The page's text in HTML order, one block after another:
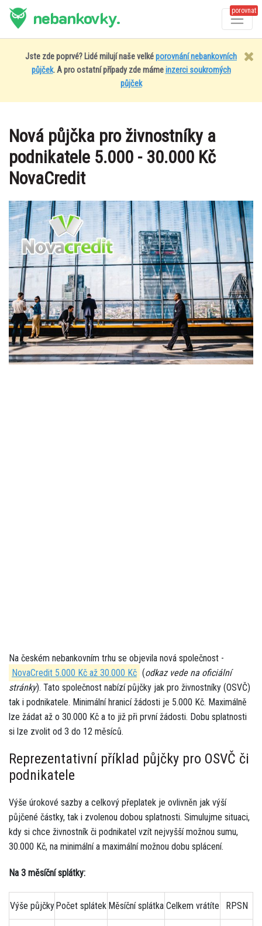
nebankovky. porovnat
Jste zde poprvé? Lidé milují naše velképorovnání nebankovních
půjček. A pro ostatní případy zde mámeinzerci soukromých
půjček
Nová půjčka pro živnostníky a
podnikatele 5.000 - 30.000 Kč
NovaCredit
Na českém nebankovním trhu se objevila nová společnost -
NovaCredit 5.000 Kč až 30.000 Kč (odkaz vede na oficiální
stránky). Tato společnost nabízí půjčky jak pro živnostníky (OSVČ)
tak i podnikatele. Minimální hranicí žádosti je 5.000 Kč. Maximálně
lze žádat až o 30.000 Kč a to již při první žádosti. Dobu splatnosti
si lze zvolit od 3 do 12 měsíců.
Reprezentativní příklad půjčky pro OSVČ či
podnikatele
Výše úrokové sazby a celkový přeplatek je ovlivněn jak výší
půjčené částky, tak i zvolenou dobou splatnosti. Simulujme situaci,
kdy si chce živnostník či podnikatel vzít nejvyšší možnou sumu,
30.000 Kč, na minimální a maximální možnou dobu splácení.
Na 3 měsíční splátky:
Výše půjčkyPočet splátek Měsíční splátka Celkem vrátíte RPSN